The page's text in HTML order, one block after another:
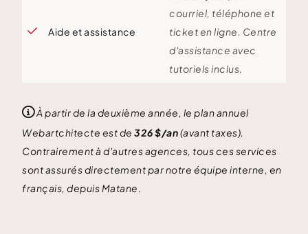
 Aide et assistance
courriel, téléphone et
ticket en ligne. Centre
d'assistance avec
tutoriels inclus.
À partir de la deuxième année, le plan annuel
Webartchitecte est de 326 $/an(avant taxes).
Contrairement à d'autres agences, tous ces services
sont assurés directement par notre équipe interne, en
français, depuis Matane.